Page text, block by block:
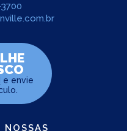
e envie
NOSSAS